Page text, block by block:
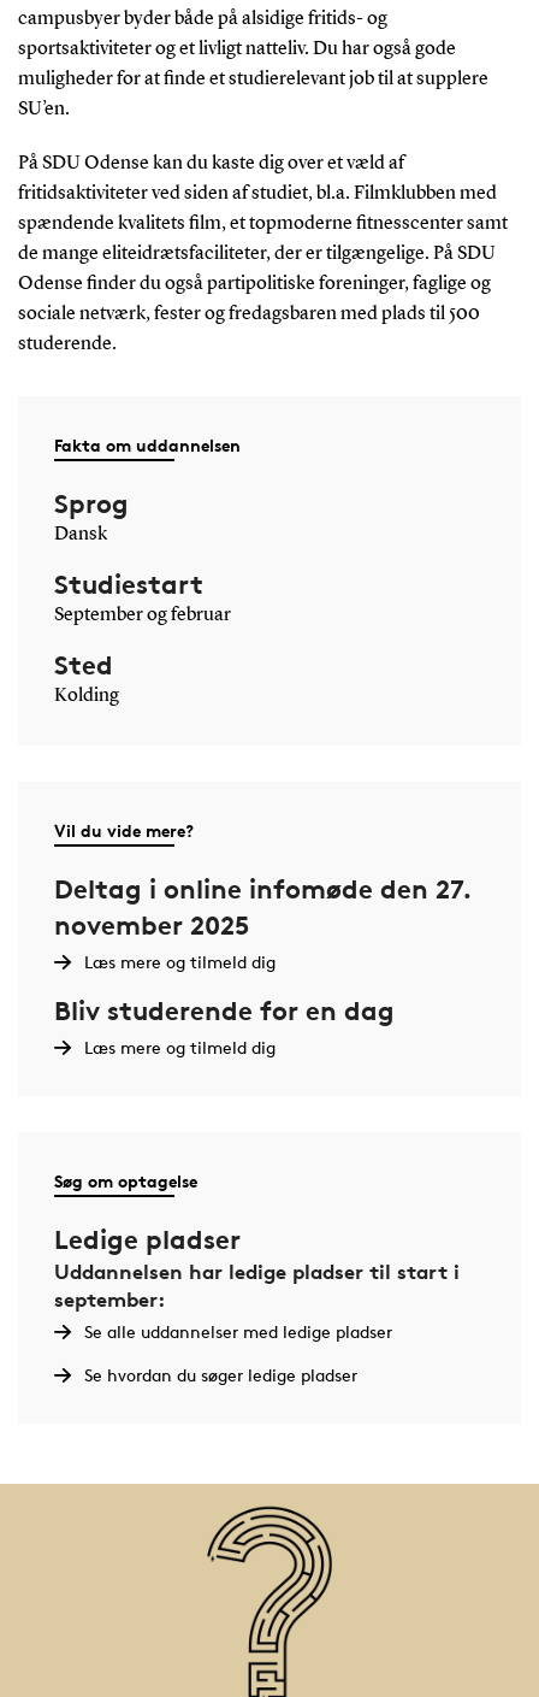
campusbyer byder både på alsidige fritids- og
sportsaktiviteter og et livligt natteliv. Du har også gode
muligheder for at finde et studierelevant job til at supplere
SU’en.
På SDU Odense kan du kaste dig over et væld af
fritidsaktiviteter ved siden af studiet, bl.a. Filmklubben med
spændende kvalitets film, et topmoderne fitnesscenter samt
de mange eliteidrætsfaciliteter, der er tilgængelige. På SDU
Odense finder du også partipolitiske foreninger, faglige og
sociale netværk, fester og fredagsbaren med plads til 500
studerende.
Fakta om uddannelsen
Sprog
Dansk
Studiestart
September og februar
Sted
Kolding
Vil du vide mere?
Deltag i online infomøde den 27.
november 2025
Læs mere og tilmeld dig
Bliv studerende for en dag
Læs mere og tilmeld dig
Søg om optagelse
Ledige pladser
Uddannelsen har ledige pladser til start i
september:
Se alle uddannelser med ledige pladser
Se hvordan du søger ledige pladser